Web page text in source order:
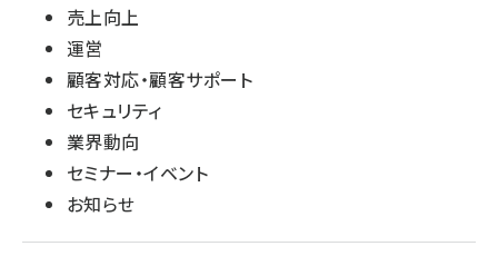
売上向上
運営
顧客対応・顧客サポート
セキュリティ
業界動向
セミナー・イベント
お知らせ